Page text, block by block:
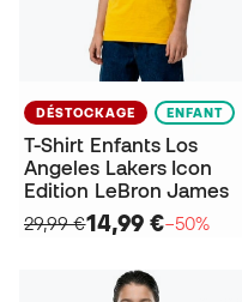
DÉSTOCKAGE ENFANT
T-Shirt Enfants Los
Angeles Lakers Icon
Edition LeBron James
29,99 €14,99 €−50%